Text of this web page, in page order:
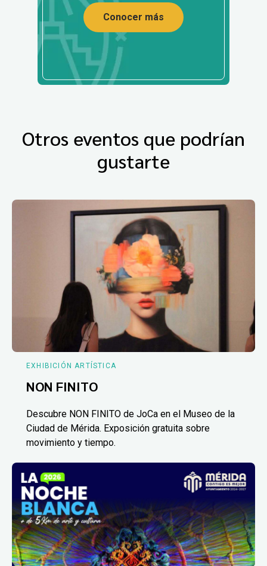
Conocer más
Otros eventos que podrían
gustarte
EXHIBICIÓN ARTÍSTICA
NON FINITO
Descubre NON FINITO de JoCa en el Museo de la
Ciudad de Mérida. Exposición gratuita sobre
movimiento y tiempo.